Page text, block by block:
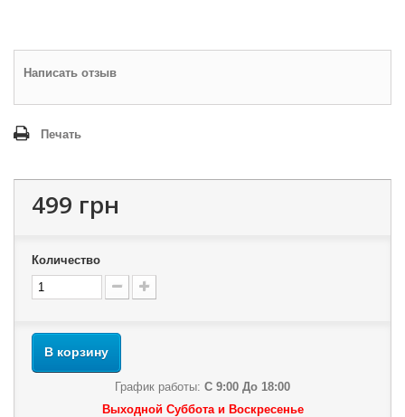
Написать отзыв
Печать
499 грн
Количество
В корзину
График работы: С 9:00 До 18:00
Выходной Суббота и Воскресенье